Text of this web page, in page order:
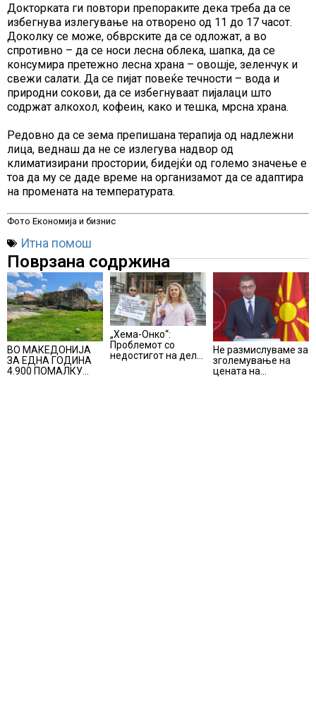
Докторката ги повтори препораките дека треба да се
избегнува излегување на отворено од 11 до 17 часот.
Доколку се може, обврските да се одложат, а во
спротивно – да се носи лесна облека, шапка, да се
консумира претежно лесна храна – овошје, зеленчук и
свежи салати. Да се пијат повеќе течности – вода и
природни сокови, да се избегнуваат пијалаци што
содржат алкохол, кофеин, како и тешка, мрсна храна.
Редовно да се зема препишана терапија од надлежни
лица, веднаш да не се излегува надвор од
климатизирани простории, бидејќи од големо значење е
тоа да му се даде време на организамот да се адаптира
на промената на температурата.
Фото Економија и бизнис
Итна помош
Поврзана содржина
ВО МАКЕДОНИЈА
ЗА ЕДНА ГОДИНА
4.900 ПОМАЛКУ
„Хема-Онко“:
Проблемот со
недостигот на дел
Не размислуваме за
зголемување на
цената на